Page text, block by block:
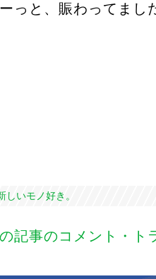
っと、賑わってまし
しいモノ好き。
記事のコメント・ト